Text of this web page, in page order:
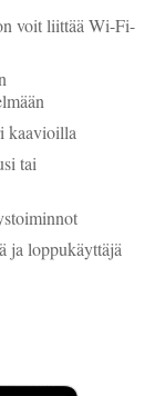
voit liittää Wi-Fi-
kaavioilla
tai
ja loppukäyttäjä